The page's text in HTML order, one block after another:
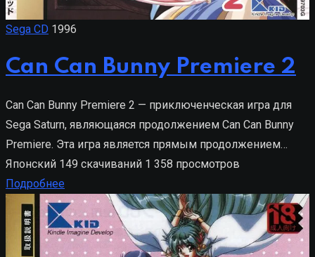
Sega CD 1996
Can Can Bunny Premiere 2
Can Can Bunny Premiere 2 — приключенческая игра для
Sega Saturn, являющаяся продолжением Can Can Bunny
Premiere. Эта игра является прямым продолжением…
Японский 149 скачиваний 1 358 просмотров
Подробнее